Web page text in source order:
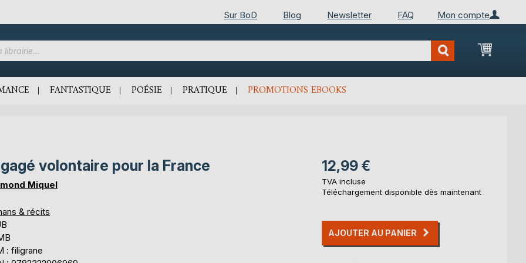
Mon compte
Sur BoD Blog Newsletter FAQ
Mon
FANTASTIQUE POÉSIE PRATIQUE PROMOTIONS EBOOKS
volontaire pour la France
Miquel
& récits
: filigrane
12,99 €
TVA incluse
Téléchargement disponible dès maintenant
AJOUTER AU PANIER